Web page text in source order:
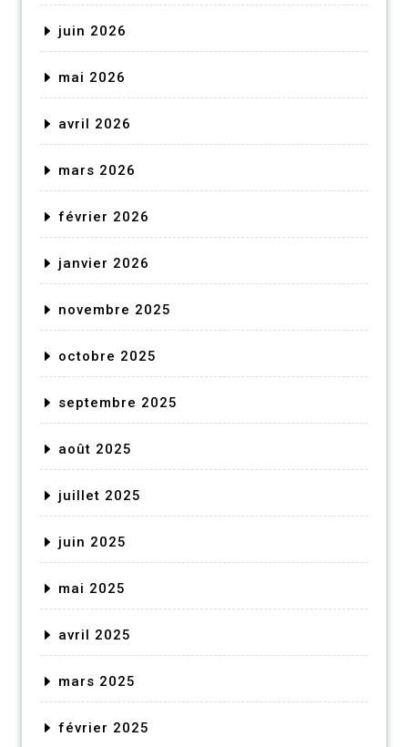
juin 2026
mai 2026
avril 2026
mars 2026
février 2026
janvier 2026
novembre 2025
octobre 2025
septembre 2025
août 2025
juillet 2025
juin 2025
mai 2025
avril 2025
mars 2025
février 2025